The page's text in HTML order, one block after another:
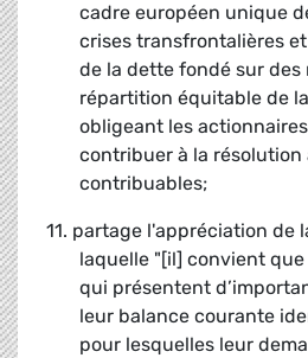
cadre européen unique
crises transfrontalières
de la dette fondé sur des
répartition équitable de
obligeant les
contribuer à la résolution
contribuables;
11. partage l'appréciation de
laquelle "[il] convient
qui présentent
leur balance courante
pour lesquelles leur